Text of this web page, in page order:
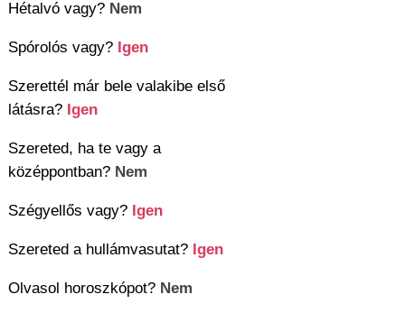
Hétalvó vagy? Nem
Spórolós vagy? Igen
Szerettél már bele valakibe első
látásra? Igen
Szereted, ha te vagy a
középpontban? Nem
Szégyellős vagy? Igen
Szereted a hullámvasutat? Igen
Olvasol horoszkópot? Nem